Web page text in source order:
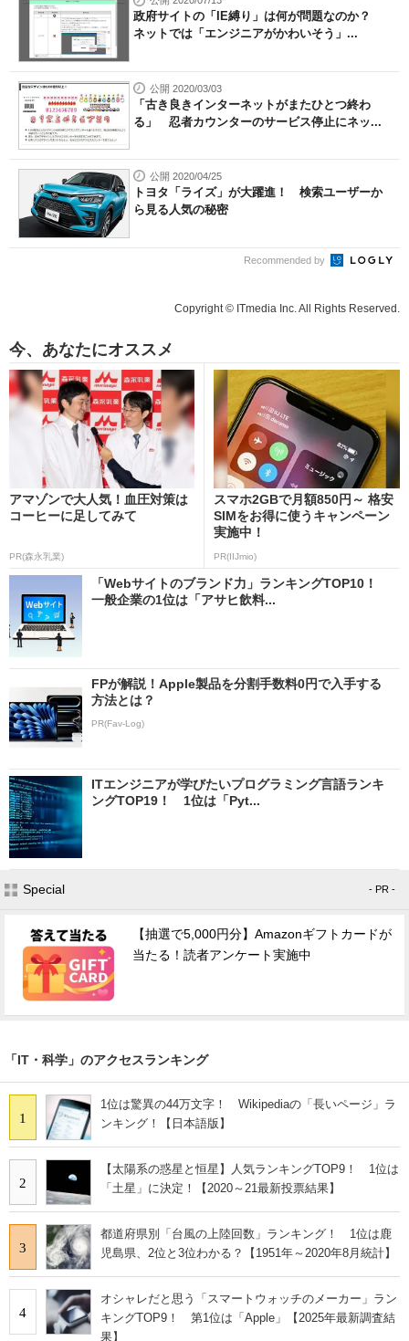
政府サイトの「IE縛り」は何が問題なのか？
ネットでは「エンジニアがかわいそう」...
公開 2020/03/03
「古き良きインターネットがまたひとつ終わ
る」 忍者カウンターのサービス停止にネッ...
公開 2020/04/25
トヨタ「ライズ」が大躍進！ 検索ユーザーか
ら見る人気の秘密
Recommended by
Copyright © ITmedia Inc. All Rights Reserved.
今、あなたにオススメ
アマゾンで大人気！血圧対策は
コーヒーに足してみて
PR(森永乳業)
スマホ2GBで月額850円～ 格安
SIMをお得に使うキャンペーン
実施中！
PR(IIJmio)
「Webサイトのブランド力」ランキングTOP10！
一般企業の1位は「アサヒ飲料...
FPが解説！Apple製品を分割手数料0円で入手する
方法とは？
PR(Fav-Log)
ITエンジニアが学びたいプログラミング言語ランキ
ングTOP19！ 1位は「Pyt...
Special - PR -
【抽選で5,000円分】Amazonギフトカードが
当たる！読者アンケート実施中
「IT・科学」のアクセスランキング
1
1位は驚異の44万文字！ Wikipediaの「長いページ」ラ
ンキング！【日本語版】
2
【太陽系の惑星と恒星】人気ランキングTOP9！ 1位は
「土星」に決定！【2020～21最新投票結果】
3
都道府県別「台風の上陸回数」ランキング！ 1位は鹿
児島県、2位と3位わかる？【1951年～2020年8月統計】
4
オシャレだと思う「スマートウォッチのメーカー」ラン
キングTOP9！ 第1位は「Apple」【2025年最新調査結
果】